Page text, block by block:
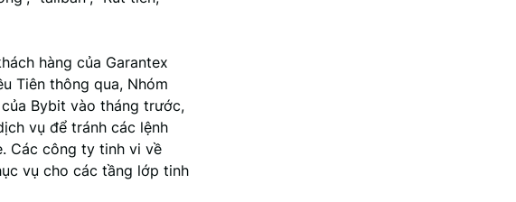
hàng của Garantex
Tiên thông qua, Nhóm
Bybit vào tháng trước,
vụ để tránh các lệnh
Các công ty tinh vi về
vụ cho các tầng lớp tinh